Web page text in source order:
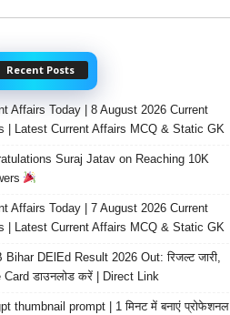
Recent Posts
Affairs Today | 8 August 2026 Current
| Latest Current Affairs MCQ & Static GK
Suraj Jatav on Reaching 10K
Affairs Today | 7 August 2026 Current
| Latest Current Affairs MCQ & Static GK
Bihar DElEd Result 2026 Out: रिजल्ट जारी,
Card डाउनलोड करें | Direct Link
thumbnail prompt | 1 मिनट में बनाएं प्रोफेशनल